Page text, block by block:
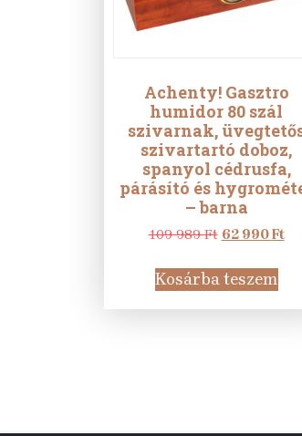
Achenty! Gasztro
humidor 80 szál
szivarnak,
szivartartó doboz,
spanyol cédrusfa,
párásító és
– barna
109 989Ft Original
was:
109
989 Ft.
62 990Ft
Kosárba teszem